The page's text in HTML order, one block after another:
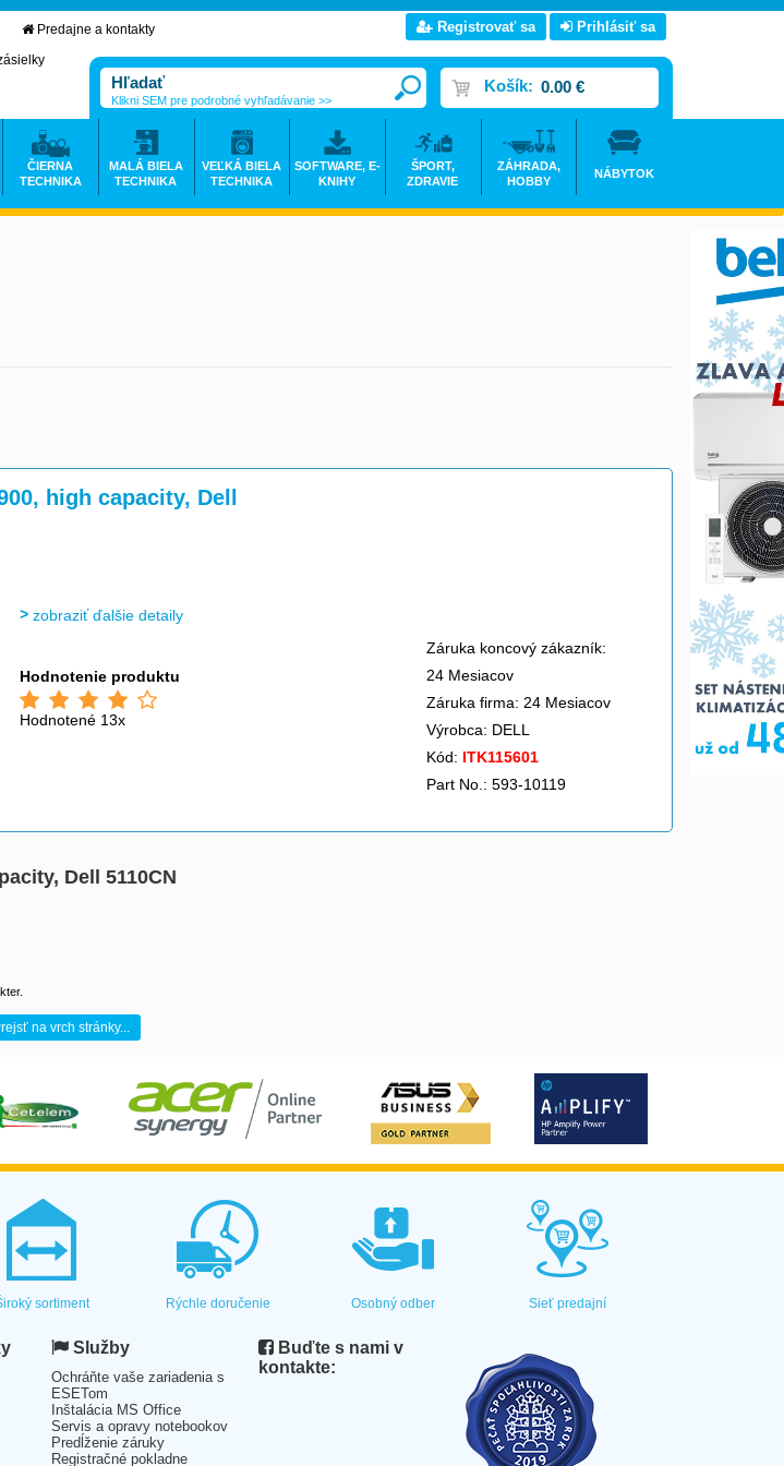
high capacity, Dell
zobraziť ďalšie detaily
Hodnotenie produktu
Hodnotené 13x
Záruka koncový zákazník:
24 Mesiacov
Záruka firma: 24 Mesiacov
Výrobca: DELL
Kód: ITK115601
Part No.: 593-10119
Dell 5110CN
na vrch stránky...
Predajne a kontakty
Registrovať sa Prihlásiť sa
Košík: 0.00 €
Klikni SEM pre podrobné vyhľadávanie >>
ČIERNA
TECHNIKA
MALÁ BIELA
TECHNIKA
VEĽKÁ BIELA
TECHNIKA
SOFTWARE, E-
KNIHY
ŠPORT,
ZDRAVIE
ZÁHRADA,
HOBBY
NÁBYTOK
sortiment Rýchle doručenie Osobný odber Sieť predajní
Služby
Ochráňte vaše zariadenia s
ESETom
Inštalácia MS Office
Servis a opravy notebookov
Predĺženie záruky
Registračné pokladne
Buďte s nami v
kontakte: